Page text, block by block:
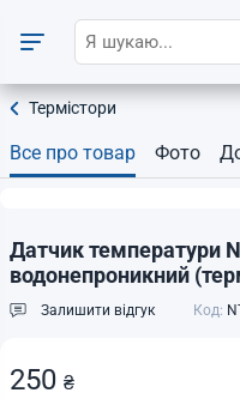
Термістори
Все про товар Фото
Датчик температури
водонепроникний
Залишити відгук Код:
250 ₴